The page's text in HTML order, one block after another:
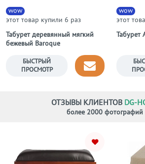
Табурет деревянный мягкий
бежевый Baroque
wow
этот товар купили 6 раз
БЫСТРЫЙ
ПРОСМОТР
Табурет
wow
этот
ОТЗЫВЫ КЛИЕНТОВ DG-
более 2000 фотографий